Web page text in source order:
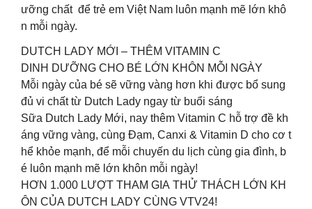
ưỡng chất để trẻ em Việt Nam luôn mạnh mẽ lớn khô
n mỗi ngày.
DUTCH LADY MỚI – THÊM VITAMIN C
DINH DƯỠNG CHO BÉ LỚN KHÔN MỖI NGÀY
Mỗi ngày của bé sẽ vững vàng hơn khi được bổ sung
đủ vi chất từ Dutch Lady ngay từ buổi sáng
Sữa Dutch Lady Mới, nay thêm Vitamin C hỗ trợ đề kh
áng vững vàng, cùng Đạm, Canxi & Vitamin D cho cơ t
hể khỏe mạnh, để mỗi chuyến du lịch cùng gia đình, b
é luôn mạnh mẽ lớn khôn mỗi ngày!
HƠN 1.000 LƯỢT THAM GIA THỬ THÁCH LỚN KH
ÔN CỦA DUTCH LADY CÙNG VTV24!